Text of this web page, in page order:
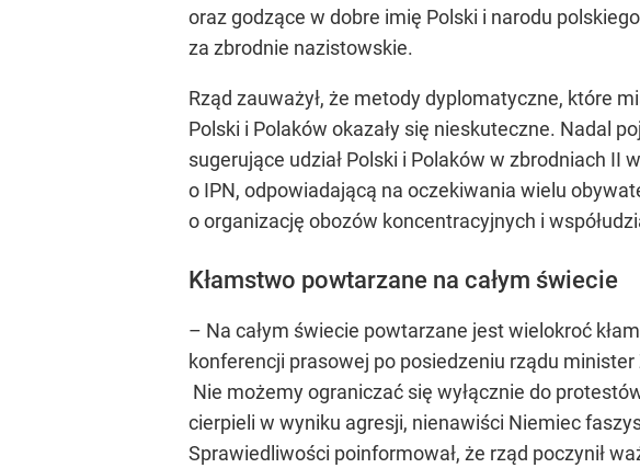
oraz godzące w dobre imię Polski i narodu
za zbrodnie nazistowskie.
Rząd zauważył, że metody dyplomatyczne, które
Polski i Polaków okazały się nieskuteczne. Nadal
sugerujące udział Polski i Polaków w zbrodniach
o IPN, odpowiadającą na oczekiwania wielu
o organizację obozów koncentracyjnych i
Kłamstwo powtarzane na całym świecie
– Na całym świecie powtarzane jest wielokroć
konferencji prasowej po posiedzeniu rządu
Nie możemy ograniczać się wyłącznie do
cierpieli w wyniku agresji, nienawiści Niemiec
Sprawiedliwości poinformował, że rząd poczynił